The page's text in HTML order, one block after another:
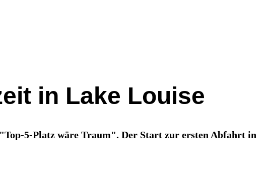
in Lake Louise
5-Platz wäre Traum". Der Start zur ersten Abfahrt in